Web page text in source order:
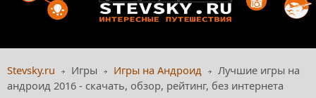
Stevsky.ru Игры Игры на Андроид
Лучшие игры на
андроид 2016 - скачать, обзор, рейтинг, без интернета